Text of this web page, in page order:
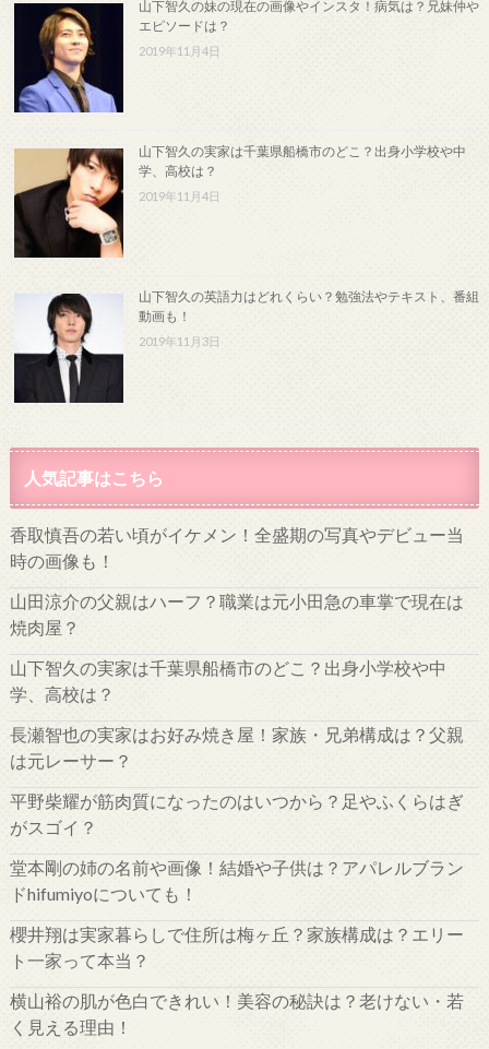
山下智久の妹の現在の画像やインスタ！病気は？兄妹仲や
エピソードは？
2019年11月4日
山下智久の実家は千葉県船橋市のどこ？出身小学校や中
学、高校は？
2019年11月4日
山下智久の英語力はどれくらい？勉強法やテキスト、番組
動画も！
2019年11月3日
人気記事はこちら
香取慎吾の若い頃がイケメン！全盛期の写真やデビュー当
時の画像も！
山田涼介の父親はハーフ？職業は元小田急の車掌で現在は
焼肉屋？
山下智久の実家は千葉県船橋市のどこ？出身小学校や中
学、高校は？
長瀬智也の実家はお好み焼き屋！家族・兄弟構成は？父親
は元レーサー？
平野柴耀が筋肉質になったのはいつから？足やふくらはぎ
がスゴイ？
堂本剛の姉の名前や画像！結婚や子供は？アパレルブラン
ドhifumiyoについても！
櫻井翔は実家暮らしで住所は梅ヶ丘？家族構成は？エリー
ト一家って本当？
横山裕の肌が色白できれい！美容の秘訣は？老けない・若
く見える理由！